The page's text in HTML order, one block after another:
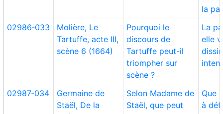
la
02986‑033
Molière, Le
Tartuffe, acte III,
scène 6 (1664)
Pourquoi le
discours de
Tartuffe peut-il
triompher sur
scène ?
La
elle
02987‑034
Germaine de
Staël, De la
Selon Madame de
Staël, que peut
Que
à